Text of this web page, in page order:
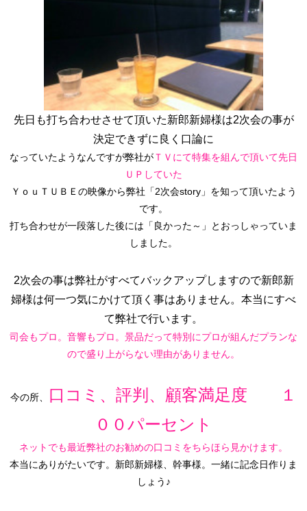
先日も打ち合わせさせて頂いた新郎新婦様は2次会の事が
決定できずに良く口論に
なっていたようなんですが弊社がＴＶにて特集を組んで頂いて先日
ＵＰしていた
ＹｏｕＴＵＢＥの映像から弊社「2次会story」を知って頂いたよう
です。
打ち合わせが一段落した後には「良かった～」
とおっしゃっていま
しました。
2次会の事は弊社がすべてバックアップしますので新郎新
婦様は何一つ気にかけて頂く事はありません。本当にすべ
て弊社で行います。
司会もプロ。音響もプロ。景品だって特別にプロが組んだプランな
ので盛り上がらない理由がありません。
今の所、
口コミ、評判、顧客満足度 １
００パーセント
ネットでも最近弊社のお勧めの口コミをちらほら見かけます。
本当にありがたいです。新郎新婦様、幹事様。 一緒に記念日作りま
しょう♪